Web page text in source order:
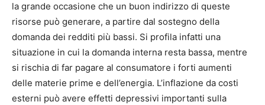
la grande occasione che un buon indirizzo di queste
risorse può generare, a partire dal sostegno della
domanda dei redditi più bassi. Si profila infatti una
situazione in cui la domanda interna resta bassa, mentre
si rischia di far pagare al consumatore i forti aumenti
delle materie prime e dell’energia. L’inflazione da costi
esterni può avere effetti depressivi importanti sulla